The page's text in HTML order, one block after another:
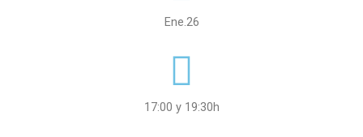
Ene.26
17:00 y 19:30h